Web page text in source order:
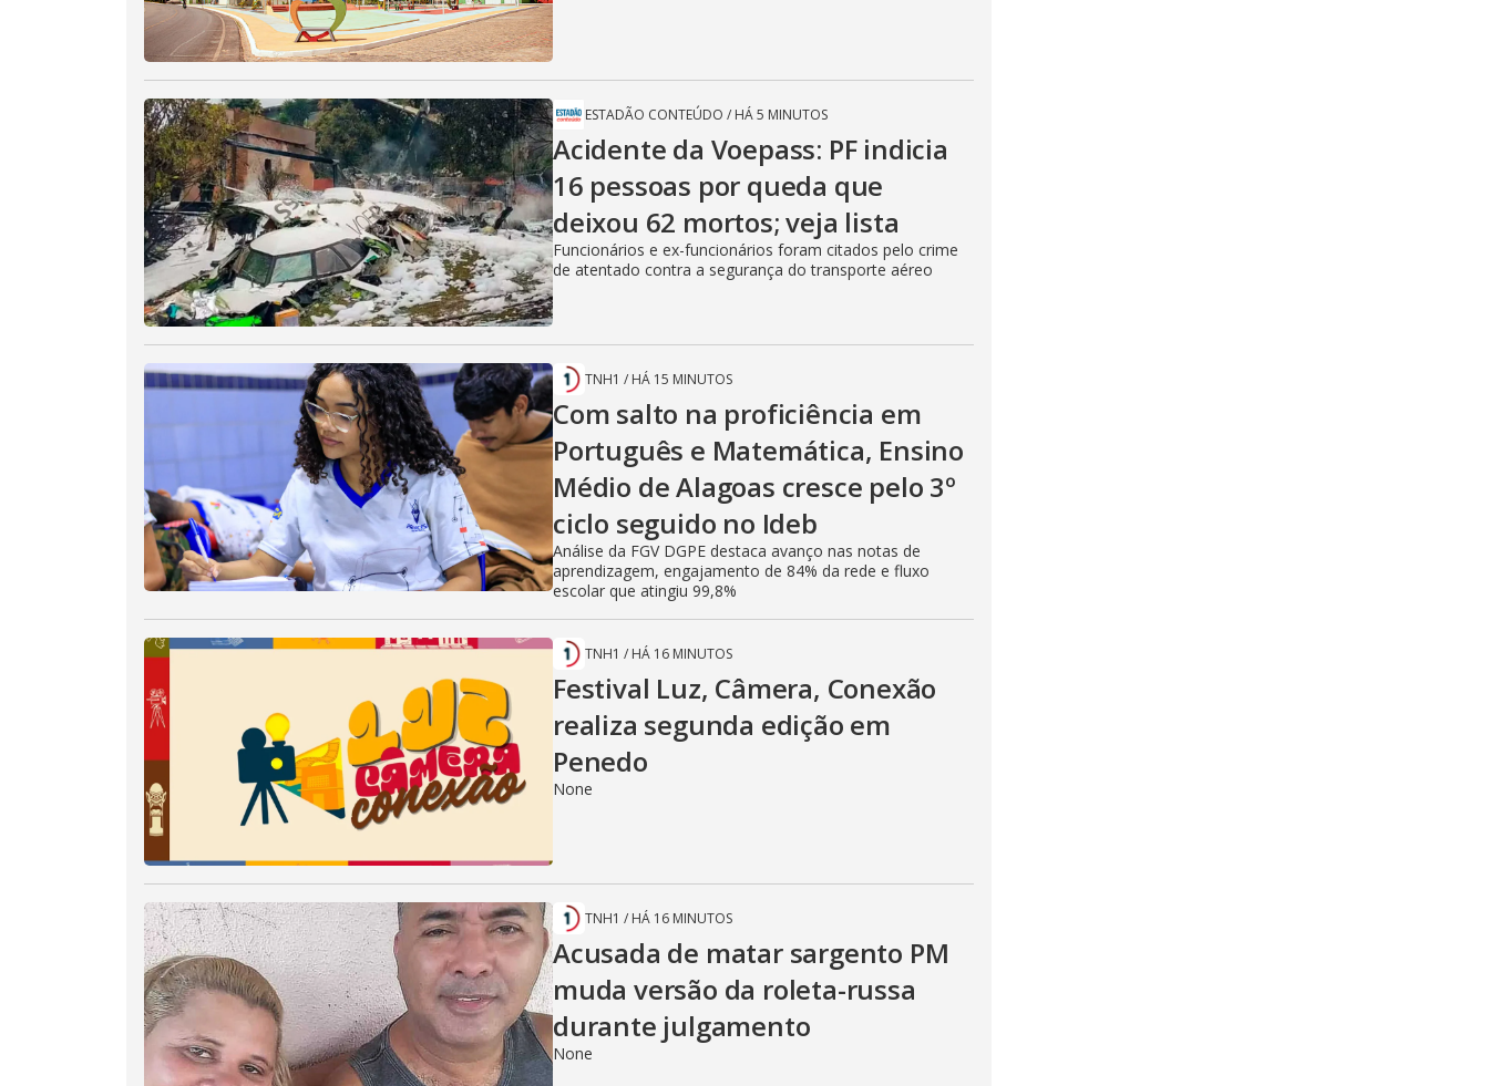
ESTADÃO CONTEÚDO / HÁ 5 MINUTOS
Acidente da Voepass: PF indicia
16 pessoas por queda que
deixou 62 mortos; veja lista
Funcionários e ex-funcionários foram citados pelo crime
de atentado contra a segurança do transporte aéreo
TNH1 / HÁ 15 MINUTOS
Com salto na proficiência em
Português e Matemática, Ensino
Médio de Alagoas cresce pelo 3º
ciclo seguido no Ideb
Análise da FGV DGPE destaca avanço nas notas de
aprendizagem, engajamento de 84% da rede e fluxo
escolar que atingiu 99,8%
TNH1 / HÁ 16 MINUTOS
Festival Luz, Câmera, Conexão
realiza segunda edição em
Penedo
None
TNH1 / HÁ 16 MINUTOS
Acusada de matar sargento PM
muda versão da roleta-russa
durante julgamento
None